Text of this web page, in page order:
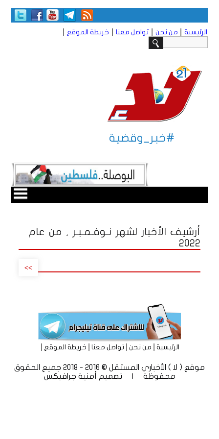
الرئيسية من نحن تواصل معنا خريطة الموقع
#خبر_وقضية
أرشيف الأخبار لشهر نـوفـمـبـر , من عام
2022
>>
الرئيسية|من نحن|تواصل معنا|خريطة الموقع
موقع ( لا ) الأخباري المستقل © 2016 - 2018 جميع الحقوق
محفوظة | تصميم
أمنية جرافيكس